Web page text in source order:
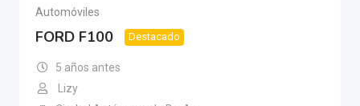
Automóviles
FORD F100 Destacado
5 años antes
Lizy